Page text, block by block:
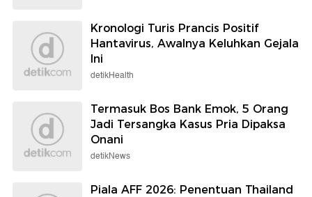
Kronologi Turis Prancis Positif
Hantavirus, Awalnya Keluhkan Gejala
Ini
detikHealth
Termasuk Bos Bank Emok, 5 Orang
Jadi Tersangka Kasus Pria Dipaksa
Onani
detikNews
Piala AFF 2026: Penentuan Thailand